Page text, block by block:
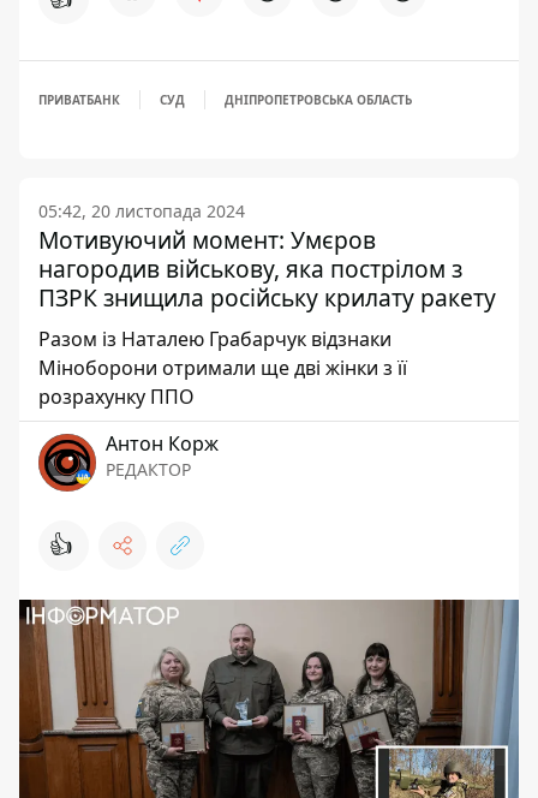
ПРИВАТБАНК СУД ДНІПРОПЕТРОВСЬКА ОБЛАСТЬ
05:42, 20 листопада 2024
Мотивуючий момент: Умєров
нагородив військову, яка пострілом з
ПЗРК знищила російську крилату ракету
Разом із Наталею Грабарчук відзнаки
Міноборони отримали ще дві жінки з її
розрахунку ППО
Антон Корж
РЕДАКТОР
👍